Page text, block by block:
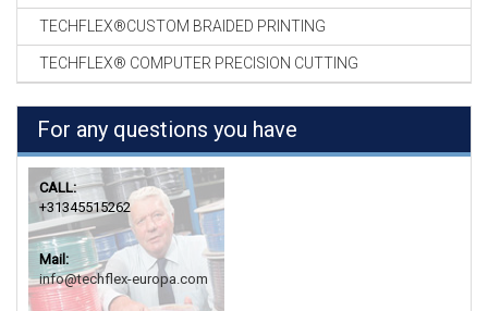
TECHFLEX®CUSTOM BRAIDED PRINTING
TECHFLEX® COMPUTER PRECISION CUTTING
For any questions you have
CALL:
+31345515262
Mail:
info@techflex-europa.com